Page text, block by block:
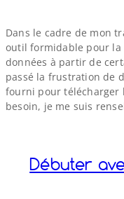
Dans le cadre de mon
outil formidable pour
données à partir de
passé la frustration de
fourni pour télécharger
besoin, je me suis
Débuter